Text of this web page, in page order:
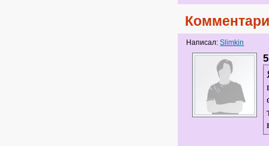
Написал:Slimkin